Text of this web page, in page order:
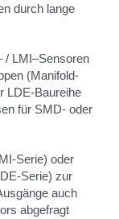
durch lange
/ LMI–Sensoren
(Manifold-
LDE-Baureihe
für SMD- oder
Serie) oder
Serie) zur
auch
abgefragt